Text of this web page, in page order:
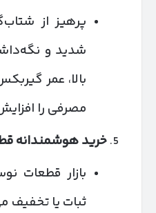
پرهیز از
شدید و
بالا، عمر
مصرفی را
خرید هوشمندانه
بازار قطعات
ثبات یا تخفیف